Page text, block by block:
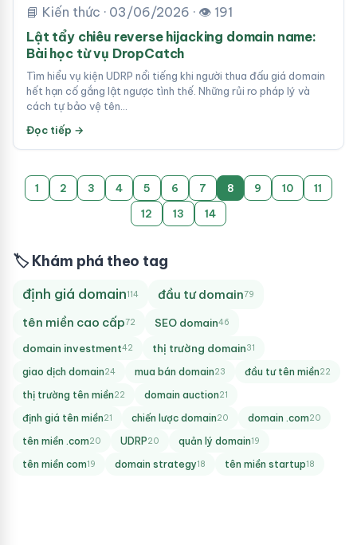
📘 Kiến thức · 03/06/2026 · 👁 191
Lật tẩy chiêu reverse hijacking domain name:
Bài học từ vụ DropCatch
Tìm hiểu vụ kiện UDRP nổi tiếng khi người thua đấu giá domain
hết hạn cố gắng lật ngược tình thế. Những rủi ro pháp lý và
cách tự bảo vệ tên…
Đọc tiếp →
1 2 3 4 5 6 7 8 9 10
11
12
13 14
🏷 Khám phá theo tag
định giá domain114 đầu tư domain79
tên miền cao cấp72 SEO domain46
domain investment42 thị trường domain31
giao dịch domain24 mua bán domain23 đầu tư tên miền22
thị trường tên miền22 domain auction21
định giá tên miền21 chiến lược domain20 domain .com20
tên miền .com20 UDRP20 quản lý domain19
tên miền com19 domain strategy18 tên miền startup18